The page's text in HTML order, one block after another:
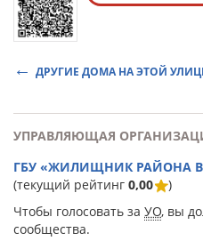
ДРУГИЕ ДОМА НА ЭТОЙ
УПРАВЛЯЮЩАЯ
ГБУ «ЖИЛИЩНИК РАЙОНА
(текущий рейтинг 0,00
)
Чтобы голосовать за УО, вы
сообщества.